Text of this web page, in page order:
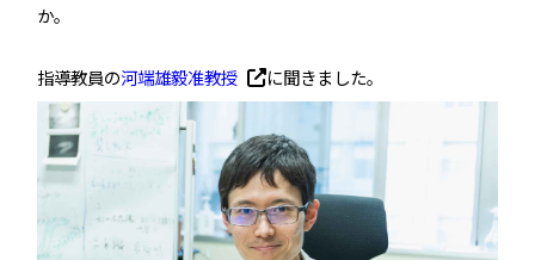
か。
指導教員の河端雄毅准教授 に聞きました。